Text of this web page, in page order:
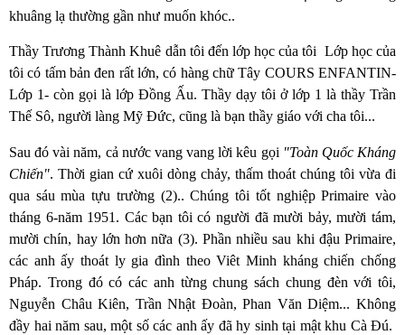
khuâng lạ thường gần như muốn khóc..
Thầy Trương Thành Khuê dẫn tôi đến lớp học của tôi Lớp học của
tôi có tấm bản đen rất lớn, có hàng chữ Tây COURS ENFANTIN-
Lớp 1- còn gọi là lớp Đồng Ấu. Thầy dạy tôi ở lớp 1 là thầy Trần
Thế Sô, người làng Mỹ Đức, cũng là bạn thầy giáo với cha tôi...
Sau đó vài năm, cả nước vang vang lời kêu gọi "Toàn Quốc Kháng
Chiến". Thời gian cứ xuôi dòng chảy, thấm thoát chúng tôi vừa đi
qua sáu mùa tựu trường (2).. Chúng tôi tốt nghiệp Primaire vào
tháng 6-năm 1951. Các bạn tôi có người đã mười bảy, mười tám,
mười chín, hay lớn hơn nữa (3). Phần nhiều sau khi đậu Primaire,
các anh ấy thoát ly gia đình theo Viêt Minh kháng chiến chống
Pháp. Trong đó có các anh từng chung sách chung đèn với tôi,
Nguyễn Châu Kiên, Trần Nhật Đoàn, Phan Văn Diệm... Không
đầy hai năm sau, một số các anh ấy đã hy sinh tại mật khu Cà Đú.